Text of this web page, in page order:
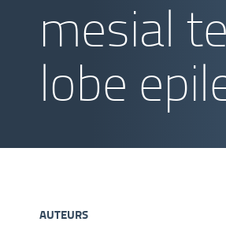
mesial
lobe
AUTEURS